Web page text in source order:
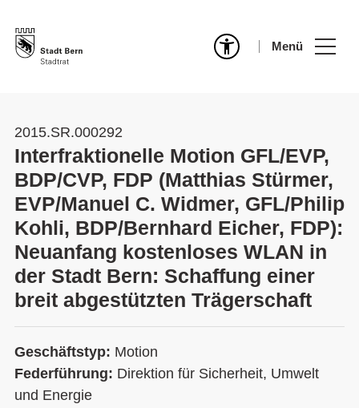
Menü
2015.SR.000292
Interfraktionelle Motion GFL/EVP,
BDP/CVP, FDP (Matthias Stürmer,
EVP/Manuel C. Widmer, GFL/Philip
Kohli, BDP/Bernhard Eicher, FDP):
Neuanfang kostenloses WLAN in
der Stadt Bern: Schaffung einer
breit abgestützten Trägerschaft
Geschäftstyp: Motion
Federführung: Direktion für Sicherheit, Umwelt
und Energie